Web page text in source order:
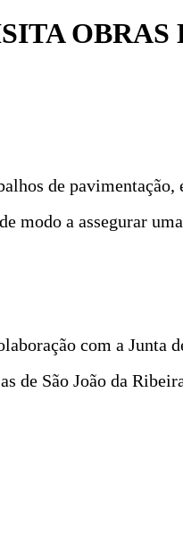
OBRAS
de pavimentação,
modo a assegurar
com a Junta
de São João da